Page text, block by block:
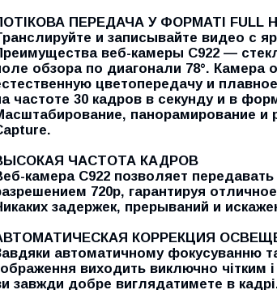
ПЕРЕДАЧА У ФОРМАТІ FULL
и записывайте видео с
веб-камеры C922 —
обзора по диагонали 78°. Камера
цветопередачу и
частоте 30 кадров в секунду и в
панорамирование и
ЧАСТОТА КАДРОВ
камера C922 позволяет
720p, гарантируя
задержек, прерываний и
КОРРЕКЦИЯ
автоматичному фокусуванню та
виходить виключно чітким
завжди добре виглядатимете в